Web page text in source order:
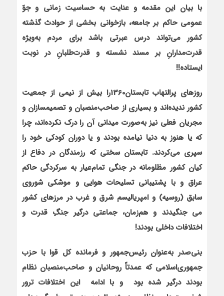
با بیان این مقدمه و عنایت به حساسیت زمانی و جوّ
عمومی حاکم بر جامعه، بازخوانی بخشی از حوادث گذشته
کشور می‌تواند درس عبرتی باشد برای مردم به‌ویژه
قدرت‌مدارانِ بر مسند نشسته و قدرت‌طلبانِ در نوبت
ایستاده!!
روزهای پرالتهاب تابستان1360را بیش از نیمی از جمعیت
کشور ندیده‌اند و بسیاری از صاحب‌منصبان و تصمیم‏سازان و
مجریان فعلی نیز به‌صورت میدانی آن را درک نکرده‌اند، چرا
که یا هنوز به دنیا نیامده بودند و یا دوران کودکی خود را
سپری می‌کردند. تابستان سختی که رزمندگان در دفاع از
کیان کشور مظلومانه در جنگی تمام‌عیار به سرکردگی حاکم
عراق و با پشتیبانی تسلیحات هوایی و موشکی شوروی
سابق (روسیه) و امپریالیسم شرق و غرب در مرزهای کشور
می جنگیدند و هم‌زمان، جماعتی درگیر جنگِ قدرت و
اختلافات داخلی بودند!
بنی‌صدر به‌عنوان رئیس‌جمهور و فرمانده کل قوا با حزب
جمهوری‌اسلامی که عمدتاً روحانیان و صاحب‌منصبان نظام
بودند درگیر شده بود
و با ادامه
این اختلافات ترور